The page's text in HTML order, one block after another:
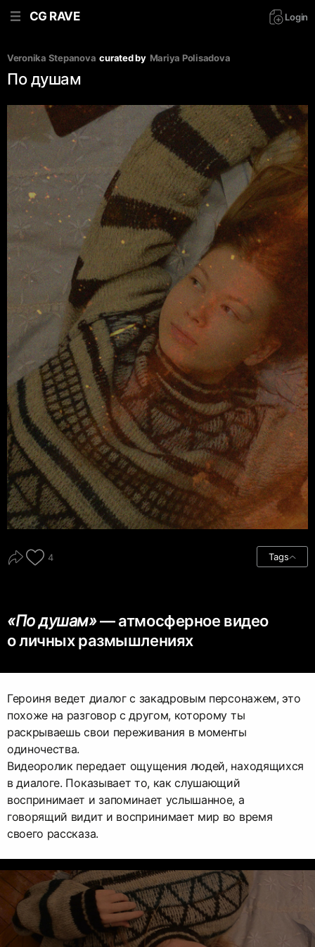
CG RAVE Login
Veronika Stepanova curated by Mariya Polisadova
По душам
4 Tags
«По душам»— атмосферное видео
о личных размышлениях
Героиня ведет диалог с закадровым персонажем, это
похоже на разговор с другом, которому ты
раскрываешь свои переживания в моменты
одиночества.
Видеоролик передает ощущения людей, находящихся
в диалоге. Показывает то, как слушающий
воспринимает и запоминает услышанное, а
говорящий видит и воспринимает мир во время
своего рассказа.